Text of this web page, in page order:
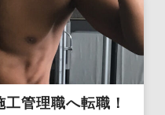
管理職へ転職！